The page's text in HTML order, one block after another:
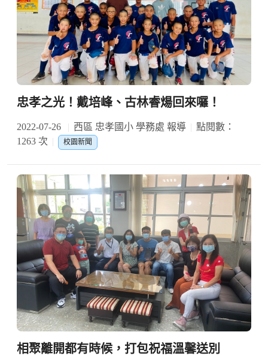
忠孝之光！戴培峰、古林睿煬回來囉！
2022-07-26 西區 忠孝國小 學務處 報導
點閱數：
1263 次
校園新聞
相聚離開都有時候，打包祝福溫馨送別